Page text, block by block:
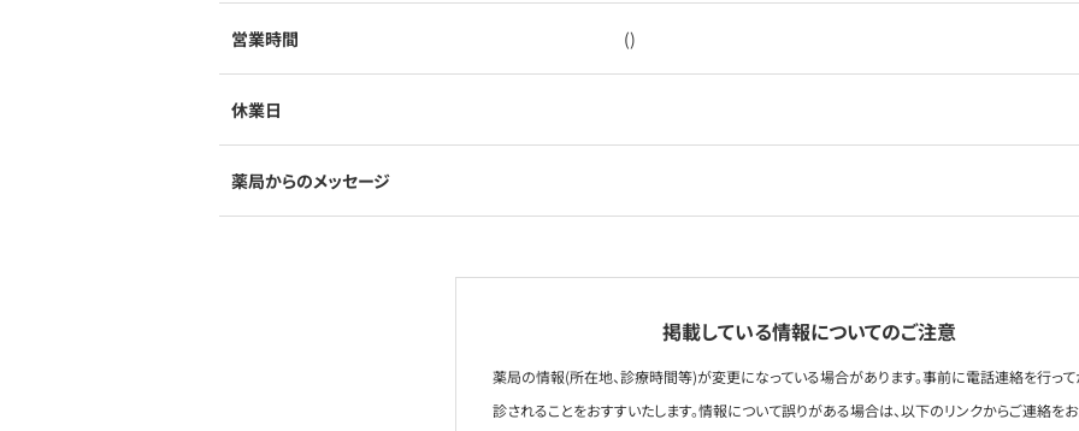
営業時間 ()
休業日
薬局からのメッセージ
掲載している情報についてのご注意
薬局の情報(所在地、診療時間等)が変更になっている場合があります。事前に電話連絡を行っ
診されることをおすすいたします。情報について誤りがある場合は、以下のリンクからご連絡を